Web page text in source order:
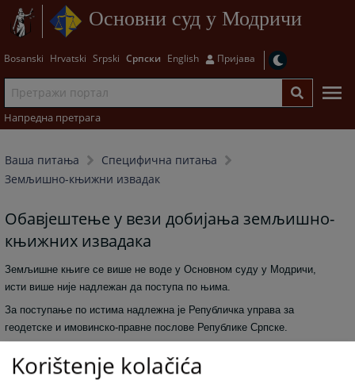
Основни суд у Модричи
Bosanski Hrvatski Srpski Српски English Пријава
Напредна претрага
Ваша питања
Специфична питања
Земљишно-књижни извадак
Обавјештење у вези добијања земљишно-
књижних извадака
Земљишне књиге се више не воде у Основном суду у Модричи,
исти више није надлежан да поступа по њима.
За поступање по истима надлежна је Републичка управа за
геодетске и имовинско-правне послове Републике Српске.
књижном извадку можете добити у надлежној подручној јединици
Korištenje kolačića